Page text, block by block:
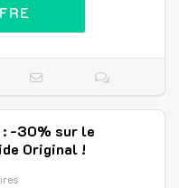
: -30% sur le
Original !